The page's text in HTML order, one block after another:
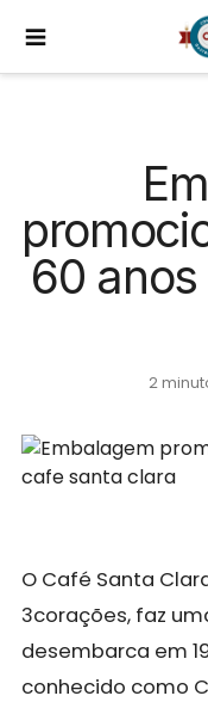
60
2
O Café Santa
3corações, faz
desembarca em
conhecido como